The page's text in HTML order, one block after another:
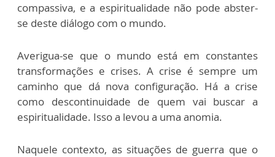
compassiva, e a espiritualidade não pode abster-
se deste diálogo com o mundo.
Averigua-se que o mundo está em constantes
transformações e crises. A crise é sempre um
caminho que dá nova configuração. Há a crise
como descontinuidade de quem vai buscar a
espiritualidade. Isso a levou a uma anomia.
Naquele contexto, as situações de guerra que o